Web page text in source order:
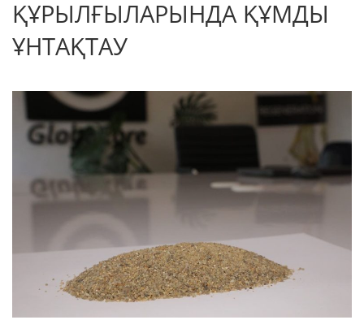
ҚҰРЫЛҒЫЛАРЫНДА ҚҰМДЫ
ҰНТАҚТАУ